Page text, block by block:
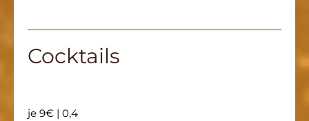
Cocktails
je 9€ | 0,4